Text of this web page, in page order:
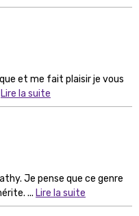
et me fait plaisir je vous
Lire la suite
Je pense que ce genre
... Lire la suite